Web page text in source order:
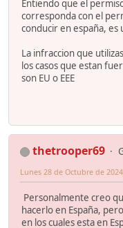
Entiendo que el
corresponda con el
conducir en españa,
La infraccion que
los casos que estan
son EU o EEE
thetrooper69
Lunes 28 de Octubre de
Personalmente creo
hacerlo en España,
en los cuales esta en